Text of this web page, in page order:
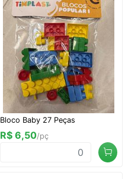
Bloco Baby 27 Peças
R$ 6,50/pç